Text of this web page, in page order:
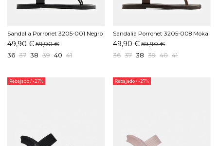
Sandalia Porronet 3205-001 Negro
49,90 €59,90 €
36 37 38 39 40 41
Sandalia Porronet 3205-008 Moka
49,90 € 59,90 €
36 37 38 39 40 41
Rebajado/ -27% Rebajado/ -27%